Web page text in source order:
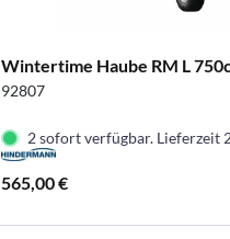
Wintertime Haube RM L
92807
2 sofort verfügbar. Lieferzeit
565,00 €